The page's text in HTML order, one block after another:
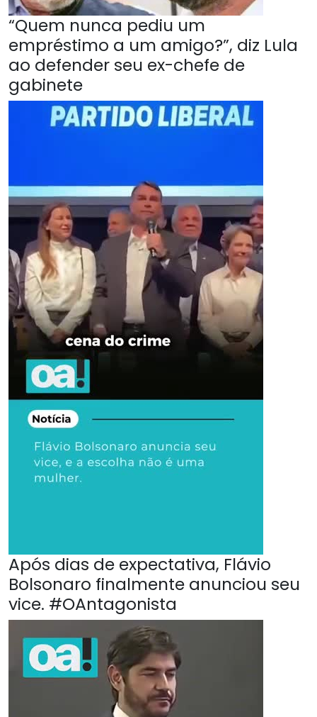
“Quem nunca pediu um
empréstimo a um amigo?”, diz Lula
ao defender seu ex-chefe de
gabinete
Após dias de expectativa, Flávio
Bolsonaro finalmente anunciou seu
vice. #OAntagonista